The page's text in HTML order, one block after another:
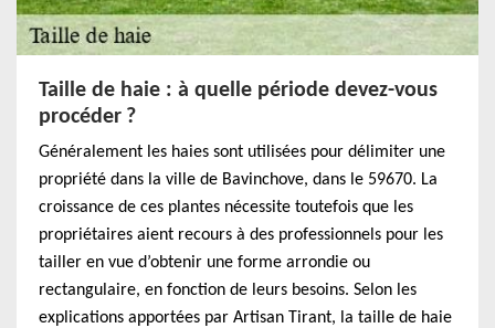
Taille de haie : à quelle période devez-vous
procéder ?
Généralement les haies sont utilisées pour délimiter une
propriété dans la ville de Bavinchove, dans le 59670. La
croissance de ces plantes nécessite toutefois que les
propriétaires aient recours à des professionnels pour les
tailler en vue d’obtenir une forme arrondie ou
rectangulaire, en fonction de leurs besoins. Selon les
explications apportées par Artisan Tirant, la taille de haie